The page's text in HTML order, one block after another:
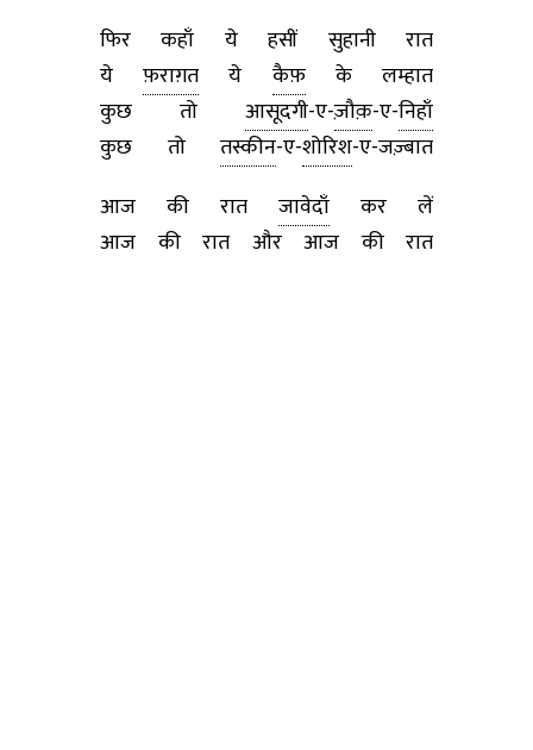
फिर कहाँ ये हसीं सुहानी रात
येफ़राग़त ये कैफ़के लम्हात
कुछ तो आसूदगी-ए-ज़ौक़-ए-निहाँ
कुछ तो तस्कीन-ए-शोरिश-ए-जज़्बात
आज की रात जावेदाँ कर लें
आज की रात और आज की रात